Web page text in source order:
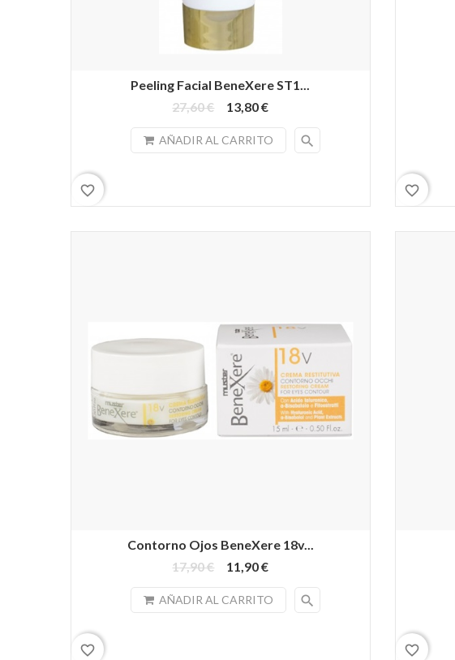
Peeling Facial BeneXere ST1...
27,60 €
13,80 €
AÑADIR AL CARRITO search
favorite_border favorite_border
Contorno Ojos BeneXere 18v...
17,90 €
11,90 €
AÑADIR AL CARRITO search
favorite_border favorite_border